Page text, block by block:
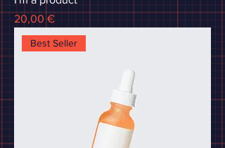
Precio
20,00 €
Best Seller